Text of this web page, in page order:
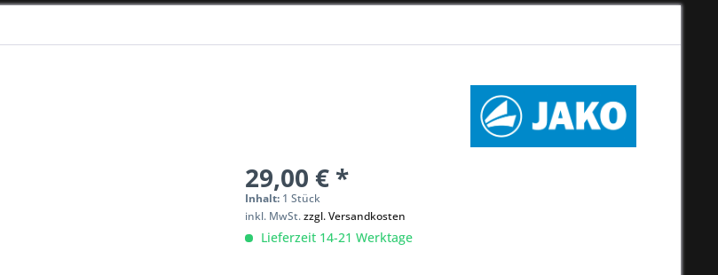
29,00 € *
Inhalt: 1 Stück
inkl. MwSt.zzgl. Versandkosten
Lieferzeit 14-21 Werktage